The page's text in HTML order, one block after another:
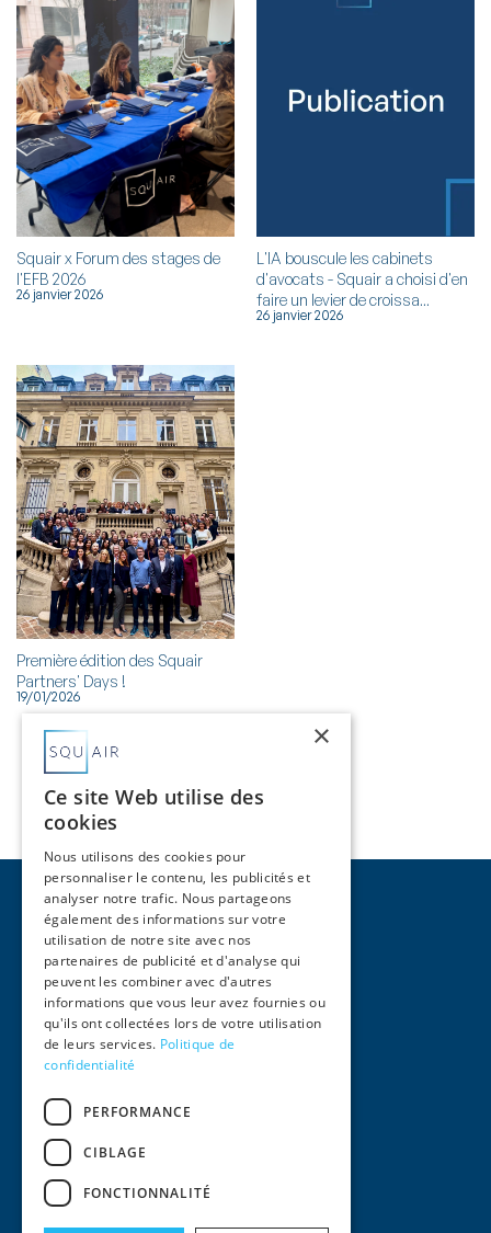
Squair x Forum des stages de
l'EFB 2026
26 janvier 2026
L'IA bouscule les cabinets
d'avocats - Squair a choisi d'en
faire un levier de croissa...
26 janvier 2026
Première édition des Squair
Partners' Days !
19/01/2026
Pages
Accueil
Activités
International
Actualités
Contact
Informations Légales
Mentions Légales
×
Ce site Web utilise des
cookies
Nous utilisons des cookies pour
personnaliser le contenu, les publicités et
analyser notre trafic. Nous partageons
également des informations sur votre
utilisation de notre site avec nos
partenaires de publicité et d'analyse qui
peuvent les combiner avec d'autres
informations que vous leur avez fournies ou
qu'ils ont collectées lors de votre utilisation
de leurs services. Politique de
confidentialité
PERFORMANCE
CIBLAGE
FONCTIONNALITÉ